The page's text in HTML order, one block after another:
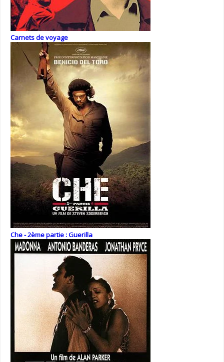
Carnets de voyage
Che - 2ème partie : Guerilla